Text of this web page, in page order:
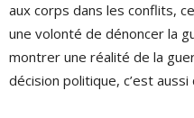
aux corps dans les conflits,
une volonté de dénoncer la
montrer une réalité de la
décision politique, c’est